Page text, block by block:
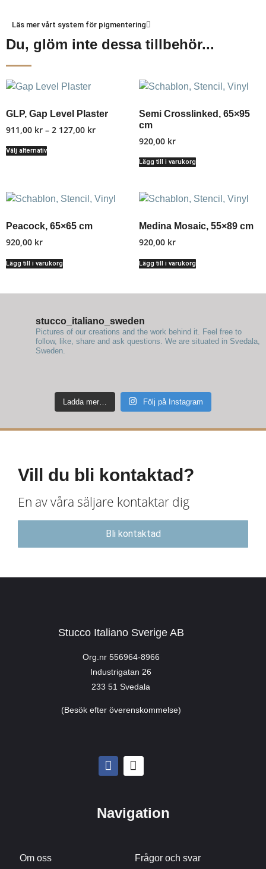
Läs mer vårt system för pigmentering
Du, glöm inte dessa tillbehör...
GLP, Gap Level Plaster
911,00 kr – 2 127,00 kr
Välj alternativ
Semi Crosslinked, 65×95
cm
920,00 kr
Lägg till i varukorg
Peacock, 65×65 cm
920,00 kr
Lägg till i varukorg
Medina Mosaic, 55×89 cm
920,00 kr
Lägg till i varukorg
stucco_italiano_sweden
Pictures of our creations and the work behind it. Feel free to
follow, like, share and ask questions. We are situated in Svedala,
Sweden.
Ladda mer… Följ på Instagram
Vill du bli kontaktad?
En av våra säljare kontaktar dig
Bli kontaktad
Stucco Italiano Sverige AB
Org.nr 556964-8966
Industrigatan 26
233 51 Svedala
(Besök efter överenskommelse)
Navigation
Om oss
Frågor och svar